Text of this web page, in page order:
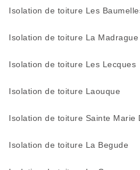
Isolation de toiture Les
Isolation de toiture La Madrague
Isolation de toiture Les Lecques
Isolation de toiture Laouque
Isolation de toiture Sainte Marie
Isolation de toiture La Begude